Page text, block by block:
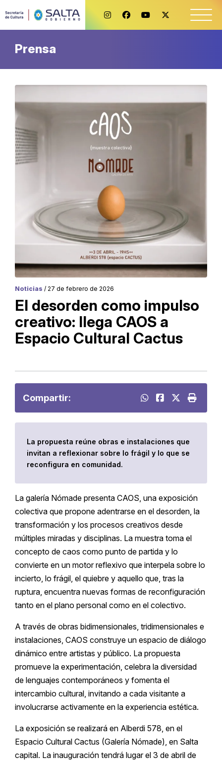
Prensa
Noticias / 27 de febrero de 2026
El desorden como impulso
creativo: llega CAOS a
Espacio Cultural Cactus
Compartir:
La propuesta reúne obras e instalaciones que
invitan a reflexionar sobre lo frágil y lo que se
reconfigura en comunidad.
La galería Nómade presenta CAOS, una exposición
colectiva que propone adentrarse en el desorden, la
transformación y los procesos creativos desde
múltiples miradas y disciplinas. La muestra toma el
concepto de caos como punto de partida y lo
convierte en un motor reflexivo que interpela sobre lo
incierto, lo frágil, el quiebre y aquello que, tras la
ruptura, encuentra nuevas formas de reconfiguración
tanto en el plano personal como en el colectivo.
A través de obras bidimensionales, tridimensionales e
instalaciones, CAOS construye un espacio de diálogo
dinámico entre artistas y público. La propuesta
promueve la experimentación, celebra la diversidad
de lenguajes contemporáneos y fomenta el
intercambio cultural, invitando a cada visitante a
involucrarse activamente en la experiencia estética.
La exposición se realizará en Alberdi 578, en el
Espacio Cultural Cactus (Galería Nómade), en Salta
capital. La inauguración tendrá lugar el 3 de abril de